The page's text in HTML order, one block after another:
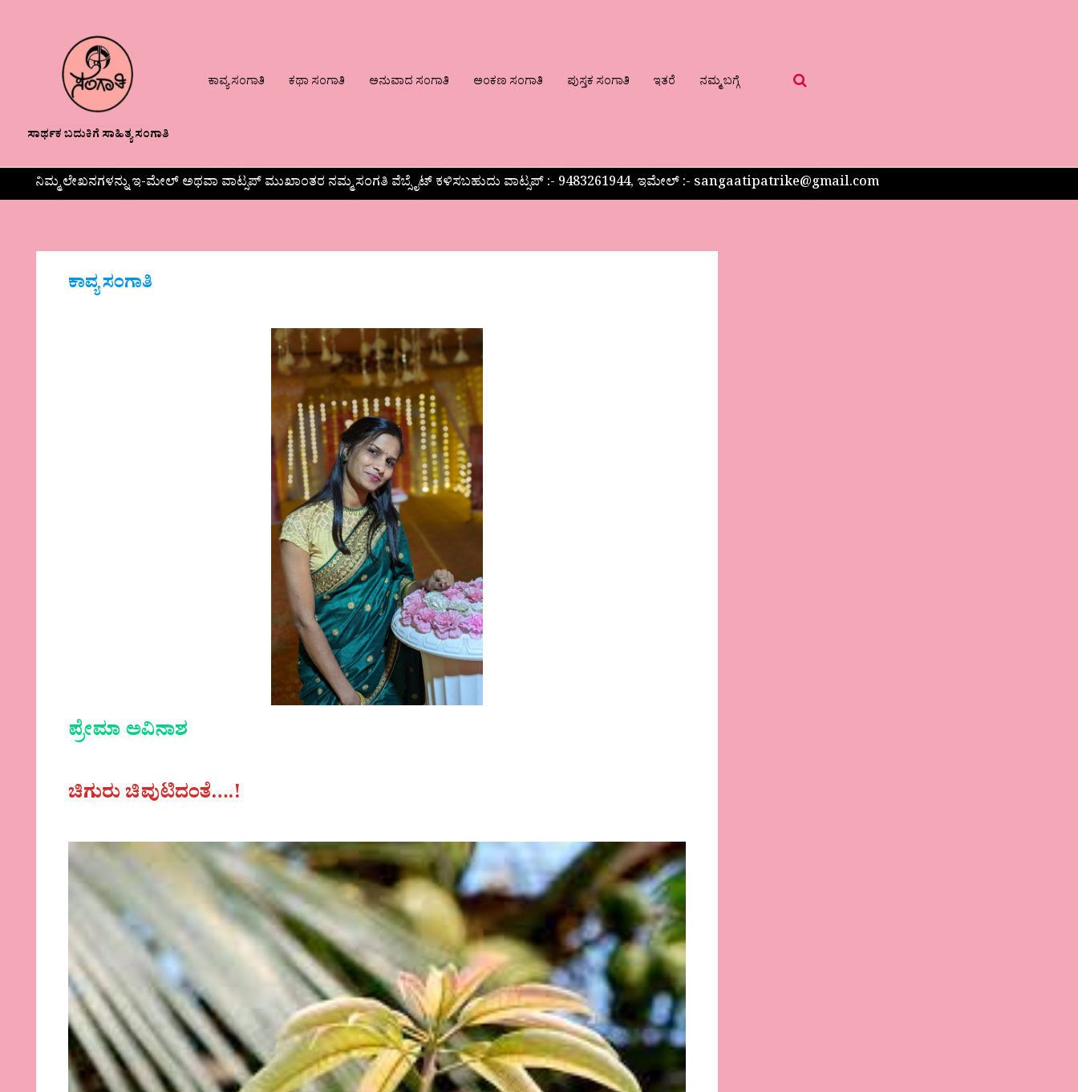
ಸಾರ್ಥಕ ಬದುಕಿಗೆ ಸಾಹಿತ್ಯ ಸಂಗಾತಿ
ಕಾವ್ಯ ಸಂಗಾತಿ ಕಥಾ ಸಂಗಾತಿ ಅನುವಾದ ಸಂಗಾತಿ ಅಂಕಣ ಸಂಗಾತಿ ಪುಸ್ತಕ ಸಂಗಾತಿ ಇತರೆ ನಮ್ಮ ಬಗ್ಗೆ
ನಿಮ್ಮ ಲೇಖನಗಳನ್ನು ಇ-ಮೇಲ್ ಅಥವಾ ವಾಟ್ಸಪ್ ಮುಖಾಂತರ ನಮ್ಮ ಸಂಗತಿ ವೆಬ್ಸೈಟ್ ಕಳಿಸಬಹುದು ವಾಟ್ಸಪ್‌ :- 9483261944, ಇಮೇಲ್ :- sangaatipatrike@gmail.com
ಕಾವ್ಯ ಸಂಗಾತಿ
ಪ್ರೇಮಾ ಅವಿನಾಶ
ಚಿಗುರು ಚಿವುಟಿದಂತೆ….!